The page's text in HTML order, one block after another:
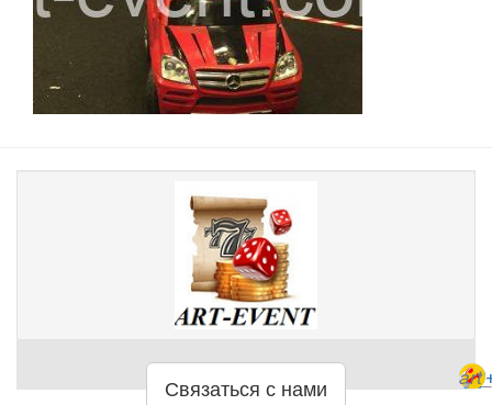
Связаться с нами